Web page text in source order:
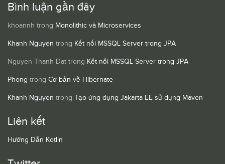
Bình luận gần đây
khoannh trong Monolithic và Microservices
Khanh Nguyen trong Kết nối MSSQL Server trong JPA
Nguyen Thanh Dat trong Kết nối MSSQL Server trong JPA
Phong trong Cơ bản về Hibernate
Khanh Nguyen trong Tạo ứng dụng Jakarta EE sử dụng Maven
Liên kết
Hướng Dẫn Kotlin